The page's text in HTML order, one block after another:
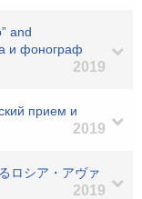
and
и фонограф
2019
прием и
2019
ロシア・アヴァ
2019